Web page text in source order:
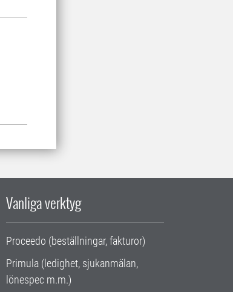
Vanliga verktyg
Proceedo (beställningar, fakturor)
Primula (ledighet, sjukanmälan,
lönespec m.m.)